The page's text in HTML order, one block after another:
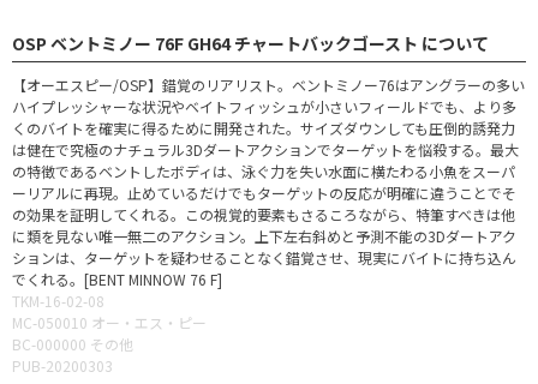
OSP ベントミノー 76F GH64 チャートバックゴースト について
【オーエスピー/OSP】錯覚のリアリスト。ベントミノー76はアングラーの多い
ハイプレッシャーな状況やベイトフィッシュが小さいフィールドでも、より多
くのバイトを確実に得るために開発された。サイズダウンしても圧倒的誘発力
は健在で究極のナチュラル3Dダートアクションでターゲットを悩殺する。最大
の特徴であるベントしたボディは、泳ぐ力を失い水面に横たわる小魚をスーパ
ーリアルに再現。止めているだけでもターゲットの反応が明確に違うことでそ
の効果を証明してくれる。この視覚的要素もさるころながら、特筆すべきは他
に類を見ない唯一無二のアクション。上下左右斜めと予測不能の3Dダートアク
ションは、ターゲットを疑わせることなく錯覚させ、現実にバイトに持ち込ん
でくれる。[BENT MINNOW 76 F]
TKM-16-02-08
MC-050010 オー・エス・ピー
BC-000000 その他
PUB-20200303